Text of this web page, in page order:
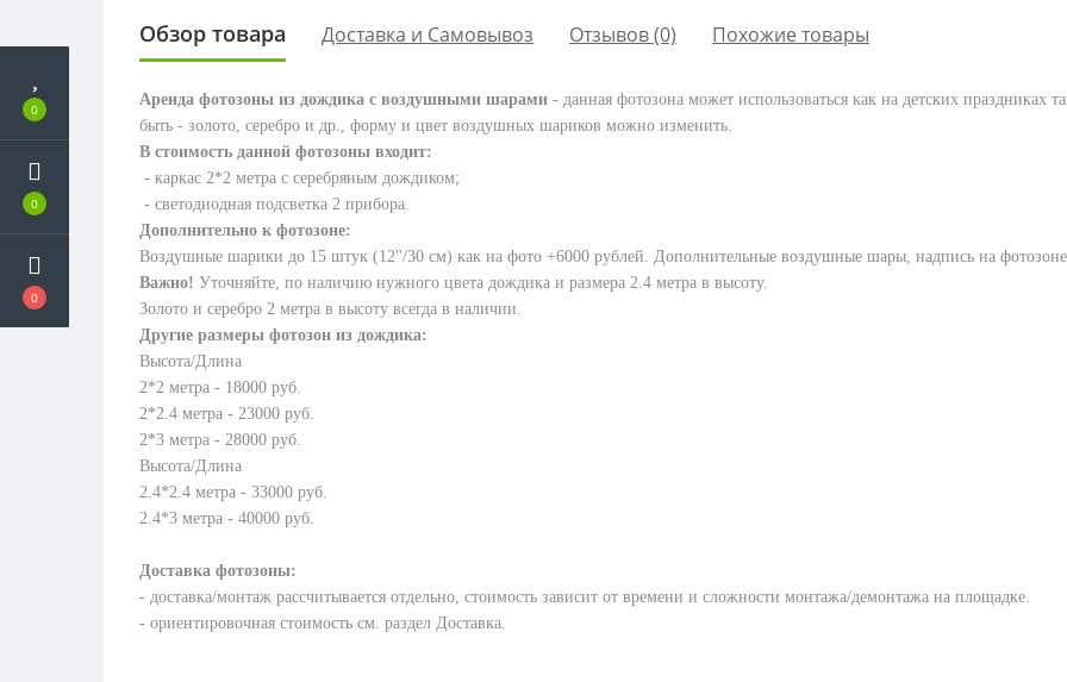
0
0
0
Обзор товара Доставка и Самовывоз Отзывов (0) Похожие товары
Аренда фотозоны из дождика с воздушными шарами - данная фотозона может использоваться как на детских праздниках
быть - золото, серебро и др., форму и цвет воздушных шариков можно изменить.
В стоимость данной фотозоны входит:
- каркас 2*2 метра с серебряным дождиком;
- светодиодная подсветка 2 прибора.
Дополнительно к фотозоне:
Воздушные шарики до 15 штук (12''/30 см) как на фото +6000 рублей. Дополнительные воздушные шары, надпись на фотозоне
Важно! Уточняйте, по наличию нужного цвета дождика и размера 2.4 метра в высоту.
Золото и серебро 2 метра в высоту всегда в наличии.
Другие размеры фотозон из дождика:
Высота/Длина
2*2 метра - 18000 руб.
2*2.4 метра - 23000 руб.
2*3 метра - 28000 руб.
Высота/Длина
2.4*2.4 метра - 33000 руб.
2.4*3 метра - 40000 руб.
Доставка фотозоны:
- доставка/монтаж рассчитывается отдельно, стоимость зависит от времени и сложности монтажа/демонтажа на площадке.
- ориентировочная стоимость см. раздел Доставка.